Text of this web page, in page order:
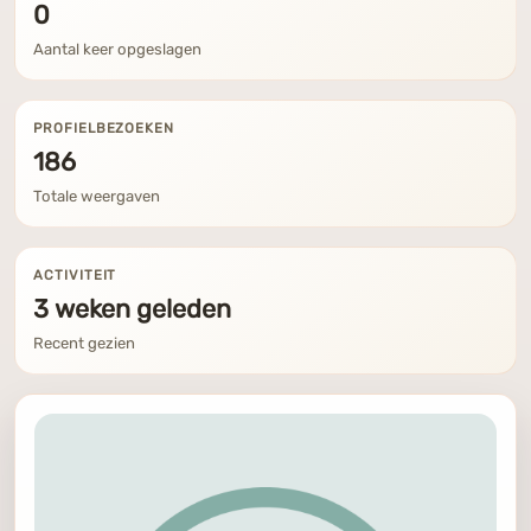
0
Aantal keer opgeslagen
PROFIELBEZOEKEN
186
Totale weergaven
ACTIVITEIT
3 weken geleden
Recent gezien